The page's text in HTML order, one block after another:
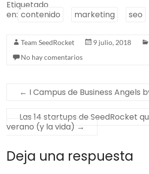
Etiquetado
en: contenido marketing seo
Team SeedRocket 9 julio, 2018
No hay comentarios
← I Campus de Business Angels
Las 14 startups de SeedRocket
verano (y la vida) →
Deja una respuesta